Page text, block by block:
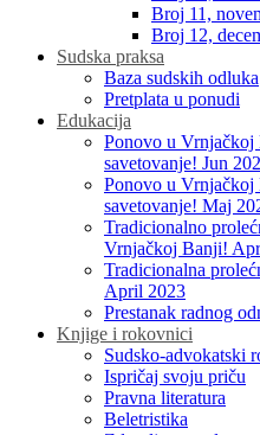
Broj 11,
Broj 12,
Sudska praksa
Baza sudskih odluka
Pretplata u ponudi
Edukacija
Ponovo u Vrnjačkoj
savetovanje! Jun
Ponovo u Vrnjačkoj
savetovanje! Maj
Tradicionalno
Vrnjačkoj Banji!
Tradicionalna
April 2023
Prestanak radnog
Knjige i rokovnici
Sudsko-advokatski
Ispričaj svoju priču
Pravna literatura
Beletristika